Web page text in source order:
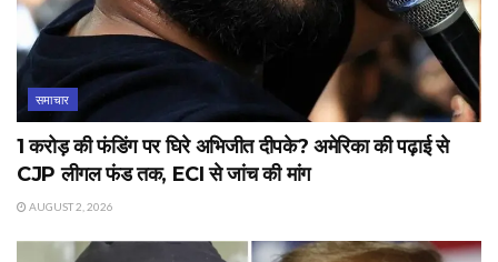
समाचार
1 करोड़ की फंडिंग पर घिरे अभिजीत दीपके? अमेरिका की पढ़ाई से
CJP लीगल फंड तक, ECI से जांच की मांग
AUGUST 2, 2026